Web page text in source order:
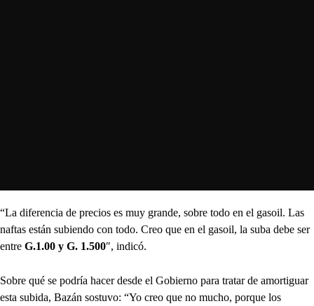
“La diferencia de precios es muy grande, sobre todo en el gasoil. Las
naftas están subiendo con todo. Creo que en el gasoil, la suba debe ser
entre G.1.00 y G. 1.500″, indicó.
Sobre qué se podría hacer desde el Gobierno para tratar de amortiguar
esta subida, Bazán sostuvo: “Yo creo que no mucho, porque los